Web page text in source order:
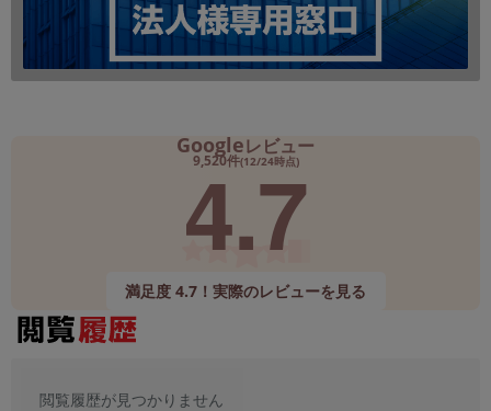
Googleレビュー
9,520件(12/24時点)
4.7
満足度 4.7！実際のレビューを見る
閲覧履歴が見つかりません